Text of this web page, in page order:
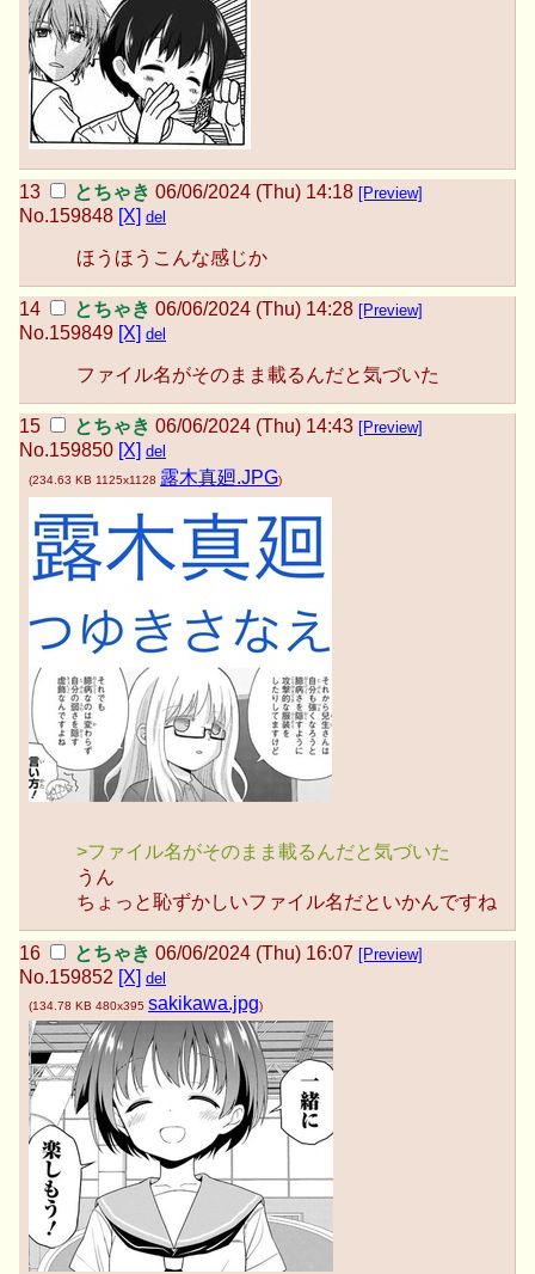
とちゃき 06/06/2024 (Thu) 14:18 [Preview]
No.159848 [X] del
ほうほうこんな感じか
とちゃき 06/06/2024 (Thu) 14:28 [Preview]
No.159849 [X] del
ファイル名がそのまま載るんだと気づいた
とちゃき 06/06/2024 (Thu) 14:43 [Preview]
No.159850 [X] del
(234.63 KB 1125x1128 露木真廻.JPG)
>ファイル名がそのまま載るんだと気づいた
うん
ちょっと恥ずかしいファイル名だといかんですね
とちゃき 06/06/2024 (Thu) 16:07 [Preview]
No.159852 [X] del
(134.78 KB 480x395 sakikawa.jpg)